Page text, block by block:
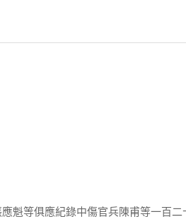
魁等俱應紀錄中傷官兵陳甫等一百二